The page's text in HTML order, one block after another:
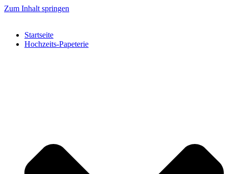
Zum Inhalt springen
Startseite
Hochzeits-Papeterie